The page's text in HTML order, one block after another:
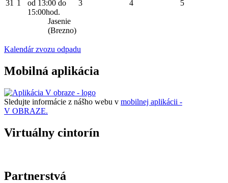
31 1
od 13:00 do
15:00hod.
Jasenie
(Brezno)
3 4 5
Kalendár zvozu odpadu
Mobilná aplikácia
Sledujte informácie z nášho webu v mobilnej aplikácii -
V OBRAZE.
Virtuálny cintorín
Partnerstvá